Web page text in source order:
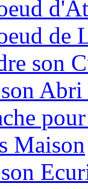
de
son
Maison